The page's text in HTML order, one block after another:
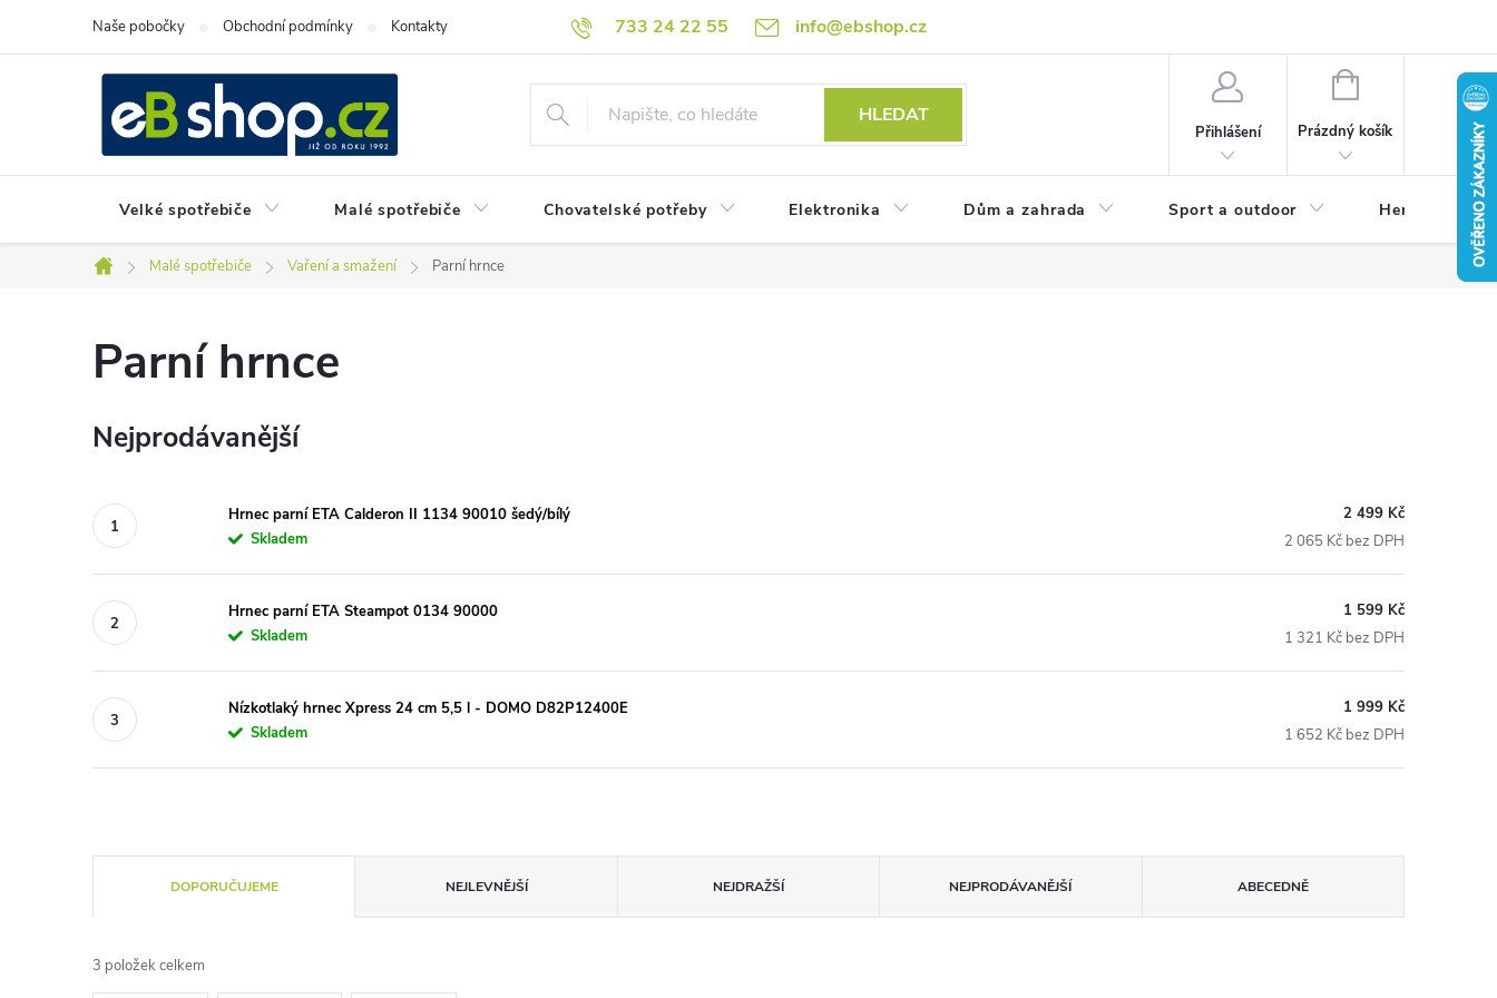
733 24 22 55 info@ebshop.cz
Naše pobočky Obchodní podmínky Kontakty
HLEDAT
Přihlášení
NÁKUPNÍ
Prázdný košík
Velké spotřebiče Malé spotřebiče Chovatelské potřeby Elektronika Dům a zahrada Sport a outdoor Herní zóna
Domů
Malé spotřebiče Vaření a smažení Parní hrnce
Parní hrnce
Nejprodávanější
Hrnec parní ETA Calderon II 1134 90010 šedý/bílý
Skladem
2 499 Kč
2 065 Kč bez DPH
Hrnec parní ETA Steampot 0134 90000
Skladem
1 599 Kč
1 321 Kč bez DPH
Nízkotlaký hrnec Xpress 24 cm 5,5 l - DOMO D82P12400E
Skladem
1 999 Kč
1 652 Kč bez DPH
a
DOPORUČUJEME NEJLEVNĚJŠÍ NEJDRAŽŠÍ NEJPRODÁVANĚJŠÍ ABECEDNĚ
3 položek celkem